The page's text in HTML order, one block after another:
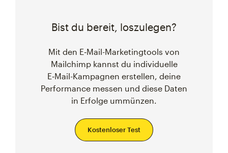
Bist du bereit, loszulegen?
Mit den E‑Mail-Marketingtools von
Mailchimp kannst du individuelle
E‑Mail-Kampagnen erstellen, deine
Performance messen und diese Daten
in Erfolge ummünzen.
Kostenloser Test